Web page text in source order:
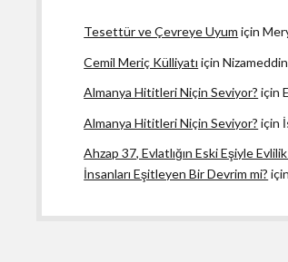
Tesettür ve Çevreye Uyum için
Cemil Meriç Külliyatı için
Almanya Hititleri Niçin Seviyor? için
Almanya Hititleri Niçin Seviyor? için
Ahzap 37, Evlatlığın Eski Eşiyle
İnsanları Eşitleyen Bir Devrim mi?